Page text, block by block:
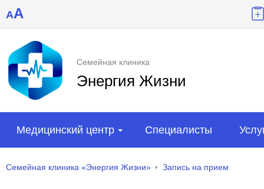
AA
Семейная клиника
Энергия Жизни
Медицинский центр Специалисты
Семейная клиника «Энергия Жизни» Запись на прием